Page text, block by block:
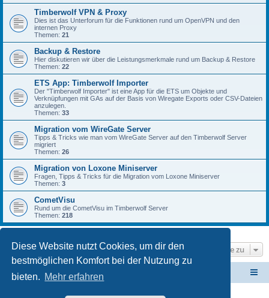
Diese Website nutzt Cookies, um dir den
bestmöglichen Komfort bei der Nutzung zu
bieten. Mehr erfahren
Timberwolf VPN & Proxy
Dies ist das Unterforum für die Funktionen rund um OpenVPN und den
internen Proxy
Themen: 21
Backup & Restore
Hier diskutieren wir über die Leistungsmerkmale rund um Backup & Restore
Themen: 22
ETS App: Timberwolf Importer
Der "Timberwolf Importer" ist eine App für die ETS um Objekte und
Verknüpfungen mit GAs auf der Basis von Wiregate Exports oder CSV-Dateien
anzulegen.
Themen: 33
Migration vom WireGate Server
Tipps & Tricks wie man vom WireGate Server auf den Timberwolf Server
migriert
Themen: 26
Migration von Loxone Miniserver
Fragen, Tipps & Tricks für die Migration vom Loxone Miniserver
Themen: 3
CometVisu
Rund um die CometVisu im Timberwolf Server
Themen: 218
Gehe zu
ElabNET Technik Forum